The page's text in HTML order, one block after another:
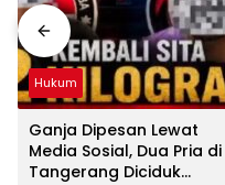
Hukum
Ganja Dipesan Lewat
Media Sosial, Dua Pria di
Tangerang Diciduk